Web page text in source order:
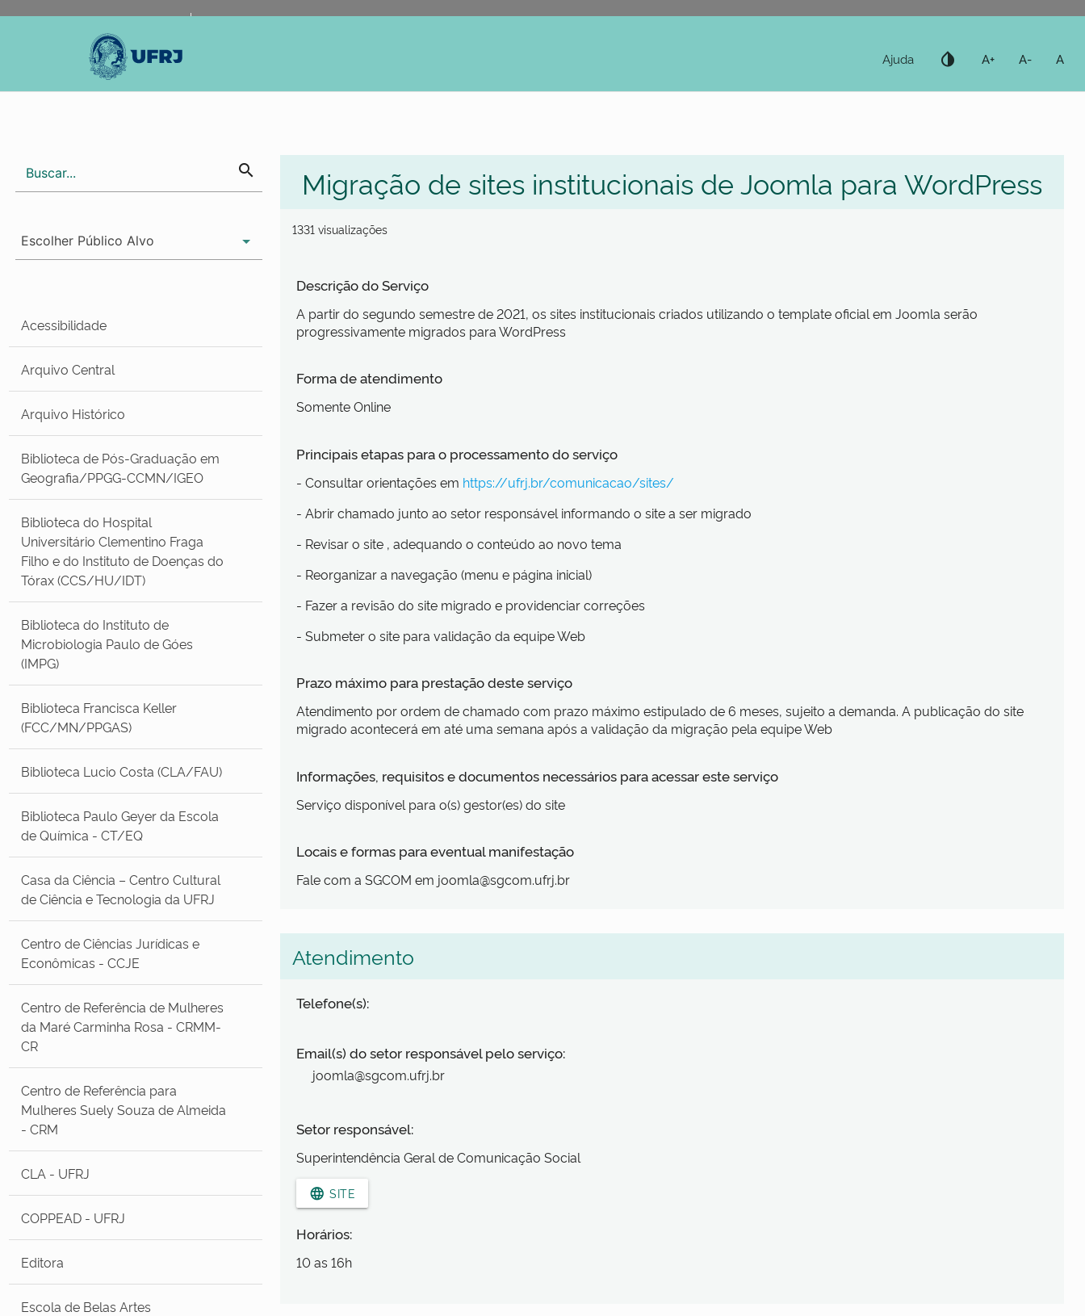
Ajuda invert_colors A+ A- A
search
Acessibilidade
Arquivo Central
Arquivo Histórico
Biblioteca de Pós-Graduação em
Geografia/PPGG-CCMN/IGEO
Biblioteca do Hospital
Universitário Clementino Fraga
Filho e do Instituto de Doenças do
Tórax (CCS/HU/IDT)
Biblioteca do Instituto de
Microbiologia Paulo de Góes
(IMPG)
Biblioteca Francisca Keller
(FCC/MN/PPGAS)
Biblioteca Lucio Costa (CLA/FAU)
Biblioteca Paulo Geyer da Escola
de Química - CT/EQ
Casa da Ciência – Centro Cultural
de Ciência e Tecnologia da UFRJ
Centro de Ciências Jurídicas e
Econômicas - CCJE
Centro de Referência de Mulheres
da Maré Carminha Rosa - CRMM-
CR
Centro de Referência para
Mulheres Suely Souza de Almeida
- CRM
CLA - UFRJ
COPPEAD - UFRJ
Editora
Escola de Belas Artes
Migração de sites institucionais de Joomla para WordPress
1331 visualizações
Descrição do Serviço
A partir do segundo semestre de 2021, os sites institucionais criados utilizando o template oficial em Joomla serão
progressivamente migrados para WordPress
Forma de atendimento
Somente Online
Principais etapas para o processamento do serviço
- Consultar orientações em https://ufrj.br/comunicacao/sites/
- Abrir chamado junto ao setor responsável informando o site a ser migrado
- Revisar o site , adequando o conteúdo ao novo tema
- Reorganizar a navegação (menu e página inicial)
- Fazer a revisão do site migrado e providenciar correções
- Submeter o site para validação da equipe Web
Prazo máximo para prestação deste serviço
Atendimento por ordem de chamado com prazo máximo estipulado de 6 meses, sujeito a demanda. A publicação do site
migrado acontecerá em até uma semana após a validação da migração pela equipe Web
Informações, requisitos e documentos necessários para acessar este serviço
Serviço disponível para o(s) gestor(es) do site
Locais e formas para eventual manifestação
Fale com a SGCOM em joomla@sgcom.ufrj.br
Atendimento
Telefone(s):
Email(s) do setor responsável pelo serviço:
joomla@sgcom.ufrj.br
Setor responsável:
Superintendência Geral de Comunicação Social
language SITE
Horários:
10 as 16h